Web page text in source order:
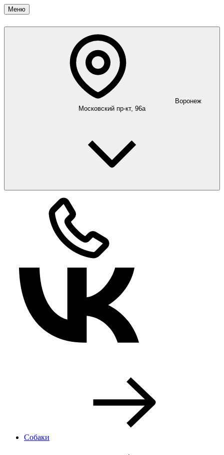
Меню
Воронеж
Московский пр-кт, 96а
Собаки